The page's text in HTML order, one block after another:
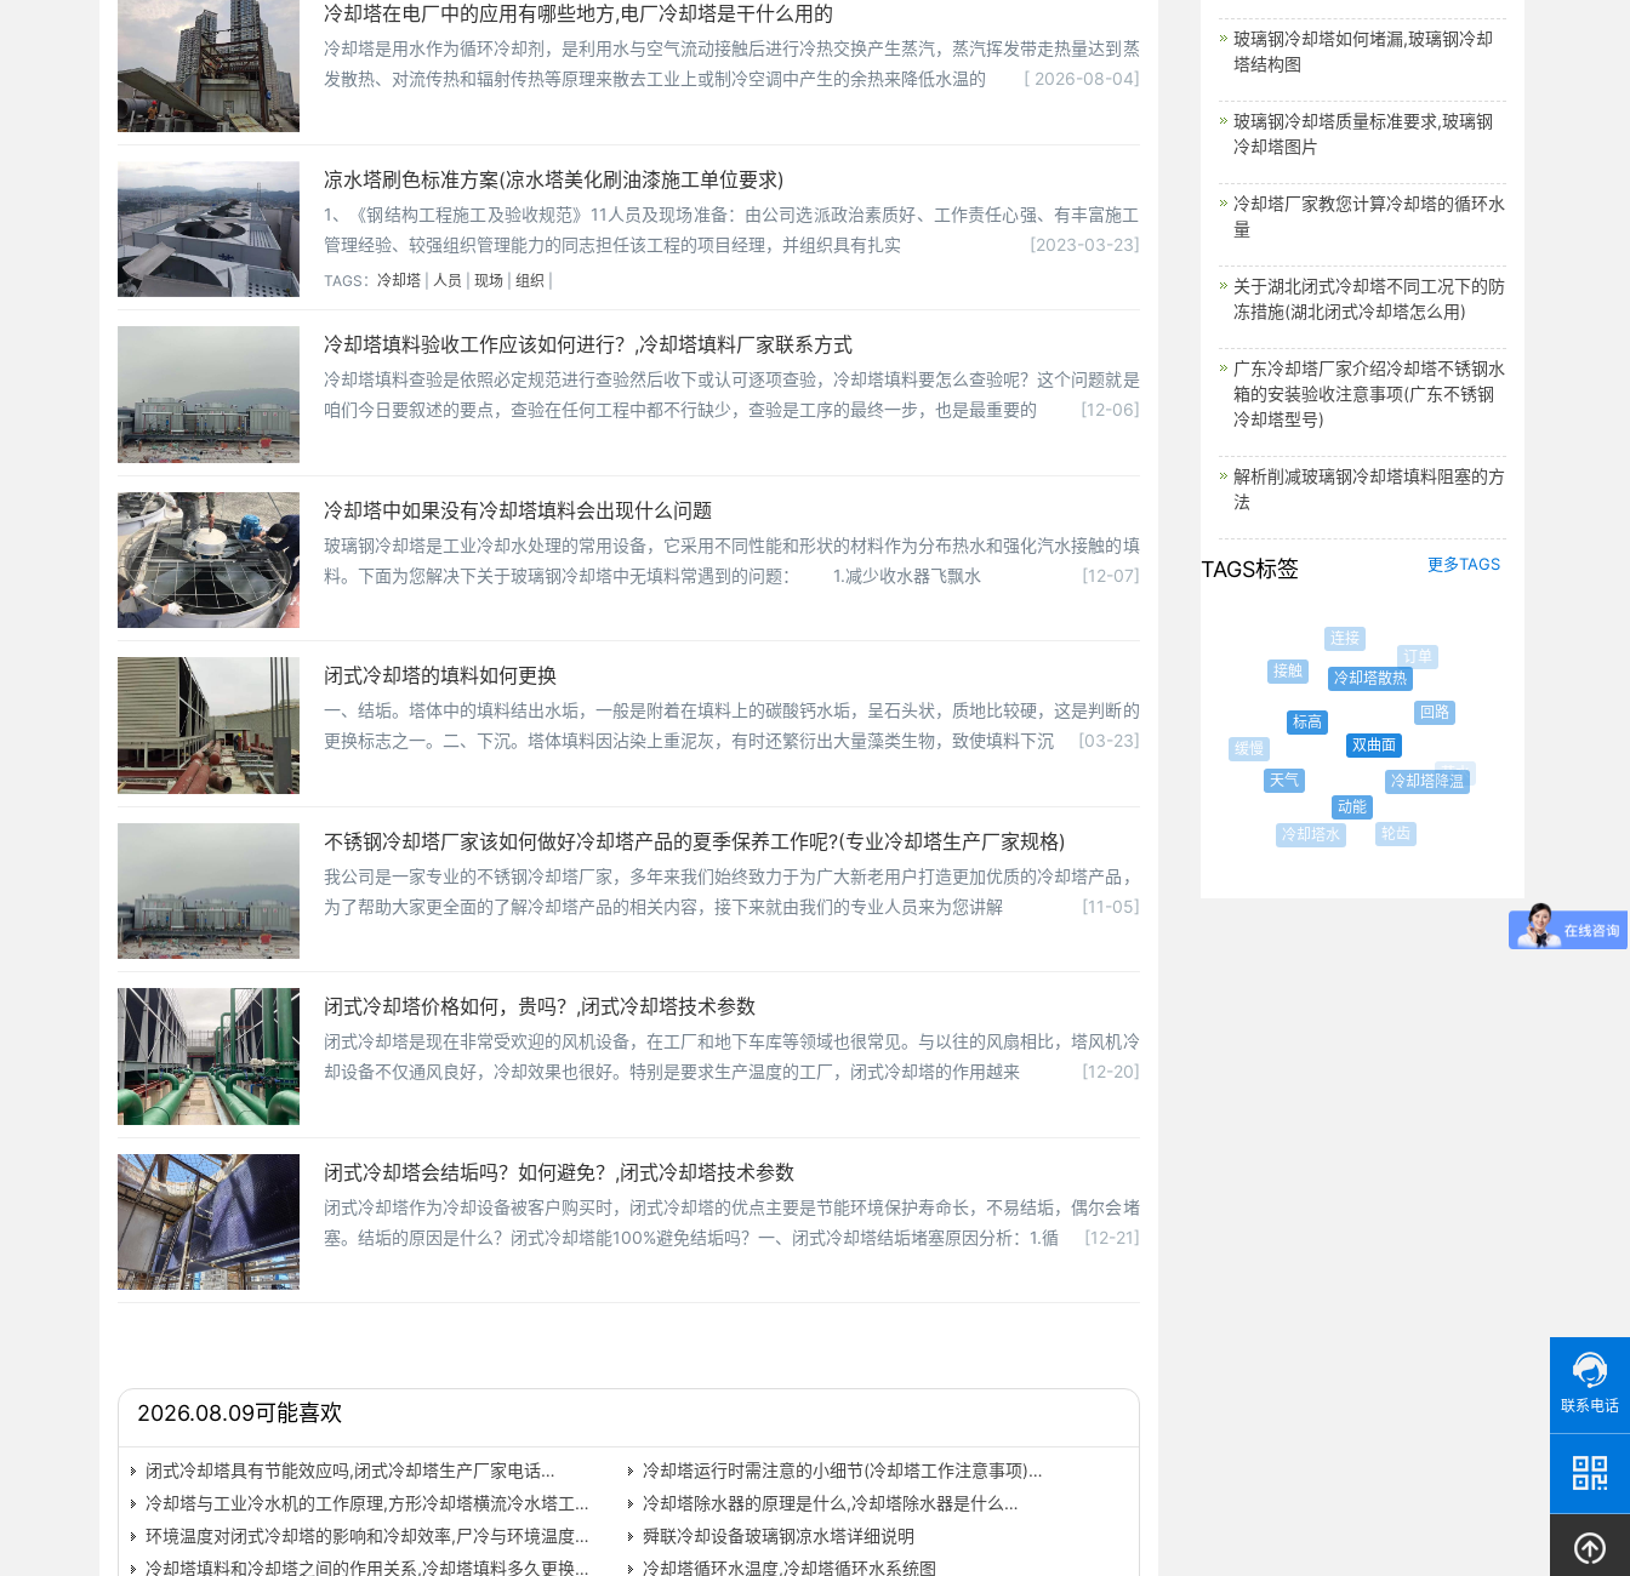
冷却塔在电厂中的应用有哪些地方,电厂冷却塔是干什么用的
冷却塔是用水作为循环冷却剂，是利用水与空气流动接触后进行冷热交换产生蒸汽，蒸汽挥发带走热量达到蒸
发散热、对流传热和辐射传热等原理来散去工业上或制冷空调中产生的余热来降低水温的
[ 2026-08-04]
凉水塔刷色标准方案(凉水塔美化刷油漆施工单位要求)
1、《钢结构工程施工及验收规范》11人员及现场准备：由公司选派政治素质好、工作责任心强、有丰富施工
管理经验、较强组织管理能力的同志担任该工程的项目经理，并组织具有扎实
[2023-03-23]
TAGS： 冷却塔 人员 现场 组织
冷却塔填料验收工作应该如何进行？,冷却塔填料厂家联系方式
冷却塔填料查验是依照必定规范进行查验然后收下或认可逐项查验，冷却塔填料要怎么查验呢？这个问题就是
咱们今日要叙述的要点，查验在任何工程中都不行缺少，查验是工序的最终一步，也是最重要的
[12-06]
冷却塔中如果没有冷却塔填料会出现什么问题
玻璃钢冷却塔是工业冷却水处理的常用设备，它采用不同性能和形状的材料作为分布热水和强化汽水接触的填
料。下面为您解决下关于玻璃钢冷却塔中无填料常遇到的问题： 1.减少收水器飞飘水
[12-07]
闭式冷却塔的填料如何更换
一、结垢。塔体中的填料结出水垢，一般是附着在填料上的碳酸钙水垢，呈石头状，质地比较硬，这是判断的
更换标志之一。二、下沉。塔体填料因沾染上重泥灰，有时还繁衍出大量藻类生物，致使填料下沉
[03-23]
不锈钢冷却塔厂家该如何做好冷却塔产品的夏季保养工作呢?(专业冷却塔生产厂家规格)
我公司是一家专业的不锈钢冷却塔厂家，多年来我们始终致力于为广大新老用户打造更加优质的冷却塔产品，
为了帮助大家更全面的了解冷却塔产品的相关内容，接下来就由我们的专业人员来为您讲解
[11-05]
闭式冷却塔价格如何，贵吗？,闭式冷却塔技术参数
闭式冷却塔是现在非常受欢迎的风机设备，在工厂和地下车库等领域也很常见。与以往的风扇相比，塔风机冷
却设备不仅通风良好，冷却效果也很好。特别是要求生产温度的工厂，闭式冷却塔的作用越来
[12-20]
闭式冷却塔会结垢吗？如何避免？,闭式冷却塔技术参数
闭式冷却塔作为冷却设备被客户购买时，闭式冷却塔的优点主要是节能环境保护寿命长，不易结垢，偶尔会堵
塞。结垢的原因是什么？闭式冷却塔能100%避免结垢吗？一、闭式冷却塔结垢堵塞原因分析：1.循
[12-21]
2026.08.09可能喜欢
闭式冷却塔具有节能效应吗,闭式冷却塔生产厂家电话…
冷却塔运行时需注意的小细节(冷却塔工作注意事项)…
冷却塔与工业冷水机的工作原理,方形冷却塔横流冷水塔工…
冷却塔除水器的原理是什么,冷却塔除水器是什么…
环境温度对闭式冷却塔的影响和冷却效率,尸冷与环境温度…
舜联冷却设备玻璃钢凉水塔详细说明
冷却塔填料和冷却塔之间的作用关系,冷却塔填料多久更换…
冷却塔循环水温度,冷却塔循环水系统图
玻璃钢冷却塔如何堵漏,玻璃钢冷却
塔结构图
玻璃钢冷却塔质量标准要求,玻璃钢
冷却塔图片
冷却塔厂家教您计算冷却塔的循环水
量
关于湖北闭式冷却塔不同工况下的防
冻措施(湖北闭式冷却塔怎么用)
广东冷却塔厂家介绍冷却塔不锈钢水
箱的安装验收注意事项(广东不锈钢
冷却塔型号)
解析削减玻璃钢冷却塔填料阻塞的方
法
TAGS标签 更多TAGS
缓慢
天气
标高
接触
冷却塔水
动能
双曲面
冷却塔散热
连接
轮齿
冷却塔降温
回路
订单
节水
喷射
联系电话